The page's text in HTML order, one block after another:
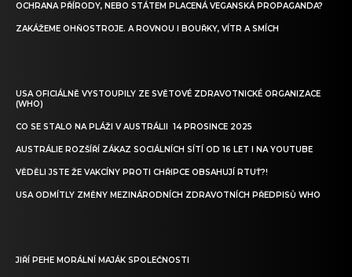
OCHRANA PŘÍRODY, NEBO STÁTEM PLACENÁ VEGANSKÁ PROPAGANDA?
ZAKÁŽEME OHŇOSTROJE. A ROVNOU I BOUŘKY, VÍTR A SMÍCH
USA OFICIÁLNĚ VYSTOUPILY ZE SVĚTOVÉ ZDRAVOTNICKÉ ORGANIZACE
(WHO)
CO SE STALO NA PLÁŽI V AUSTRÁLII 14 PROSINCE 2025
AUSTRÁLIE ROZŠÍŘÍ ZÁKAZ SOCIÁLNÍCH SÍTÍ OD 16 LET I NA YOUTUBE
VĚDĚLI JSTE ŽE VAKCÍNY PROTI CHŘIPCE OBSAHUJÍ RTUŤ?!
USA ODMÍTLY ZMĚNY MEZINÁRODNÍCH ZDRAVOTNÍCH PŘEDPISŮ WHO
JIŘÍ PEHE MORÁLNÍ MAJÁK SPOLEČNOSTI